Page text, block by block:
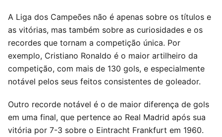
A Liga dos Campeões não é apenas sobre os títulos e
as vitórias, mas também sobre as curiosidades e os
recordes que tornam a competição única. Por
exemplo, Cristiano Ronaldo é o maior artilheiro da
competição, com mais de 130 gols, e especialmente
notável pelos seus feitos consistentes de goleador.
Outro recorde notável é o de maior diferença de gols
em uma final, que pertence ao Real Madrid após sua
vitória por 7-3 sobre o Eintracht Frankfurt em 1960.